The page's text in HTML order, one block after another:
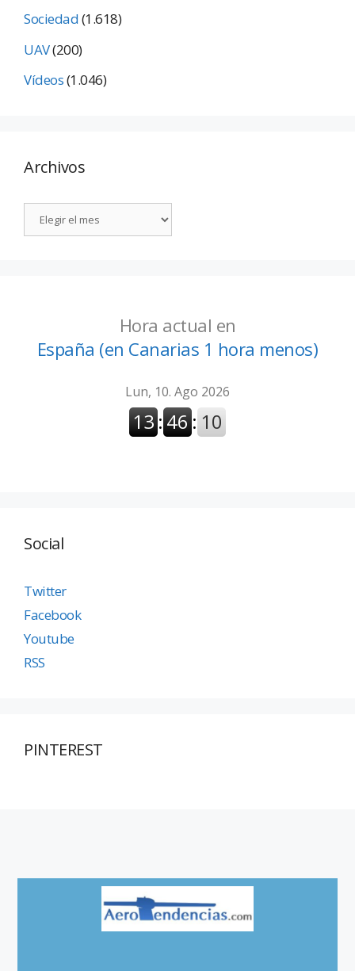
Sociedad(1.618)
UAV(200)
Vídeos(1.046)
Archivos
Hora actual en
España (en Canarias 1 hora menos)
Social
Twitter
Facebook
Youtube
RSS
PINTEREST